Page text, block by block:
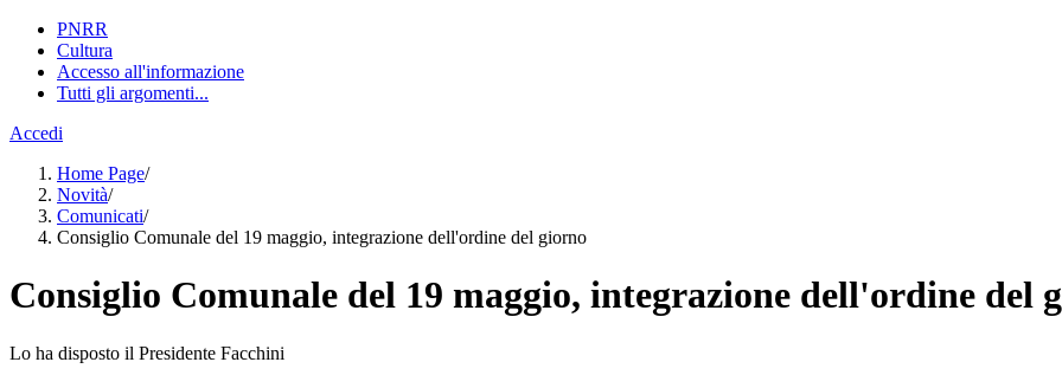
PNRR
Cultura
Accesso all'informazione
Tutti gli argomenti...
Accedi
Home Page/
Novità/
Comunicati/
Consiglio Comunale del 19 maggio, integrazione dell'ordine del giorno
Consiglio Comunale del 19 maggio, integrazione dell'ordine del
Lo ha disposto il Presidente Facchini